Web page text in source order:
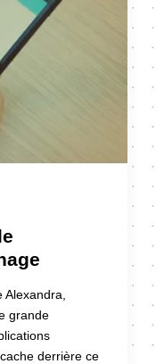
grande
derrière ce